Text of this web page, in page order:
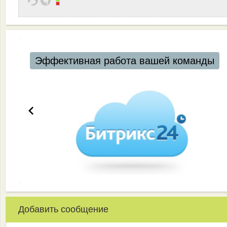
Эффективная работа вашей команды
Добавить сообщение